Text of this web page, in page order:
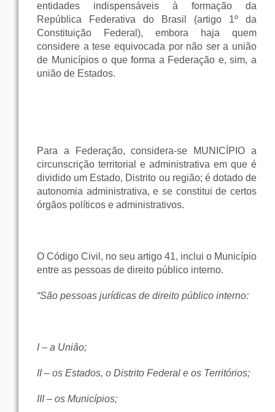
entidades indispensáveis à formação da
República Federativa do Brasil (artigo 1º da
Constituição Federal), embora haja quem
considere a tese equivocada por não ser a união
de Municípios o que forma a Federação e, sim, a
união de Estados.
Para a Federação, considera-se MUNICÍPIO a
circunscrição territorial e administrativa em que é
dividido um Estado, Distrito ou região; é dotado de
autonomia administrativa, e se constitui de certos
órgãos políticos e administrativos.
O Código Civil, no seu artigo 41, inclui o Município
entre as pessoas de direito público interno.
“São pessoas jurídicas de direito público interno:
I – a União;
II – os Estados, o Distrito Federal e os Territórios;
III – os Municípios;